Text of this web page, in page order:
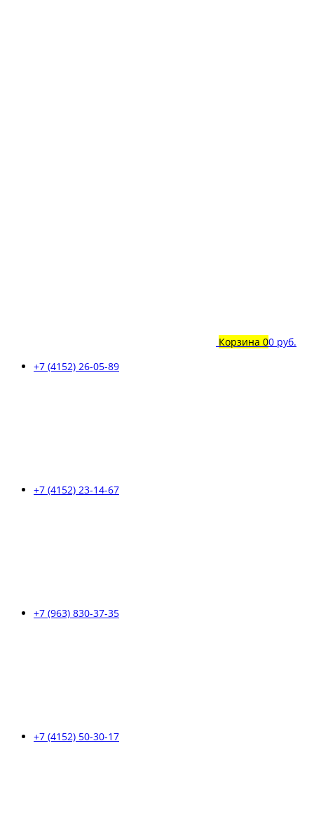
Корзина 00 руб.
+7 (4152) 26-05-89
+7 (4152) 23-14-67
+7 (963) 830-37-35
+7 (4152) 50-30-17